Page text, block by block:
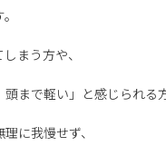
まう方や、
頭まで軽い」と感じられる
に我慢せず、